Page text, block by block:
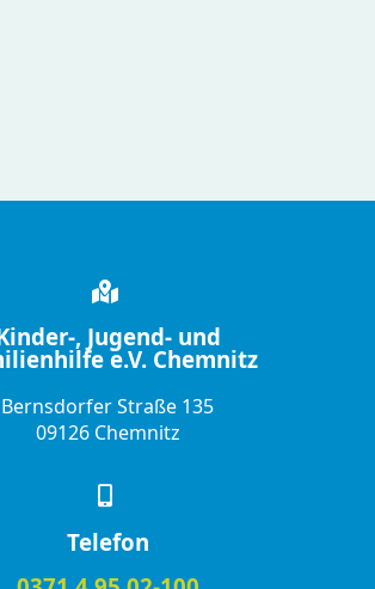
, Jugend- und
e.V. Chemnitz
Bernsdorfer Straße 135
09126 Chemnitz
Telefon